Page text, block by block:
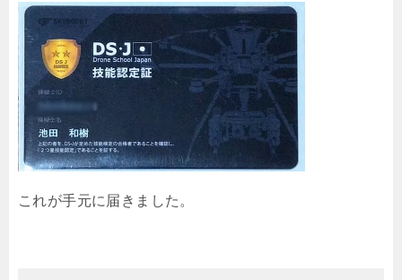
これが手元に届きました。